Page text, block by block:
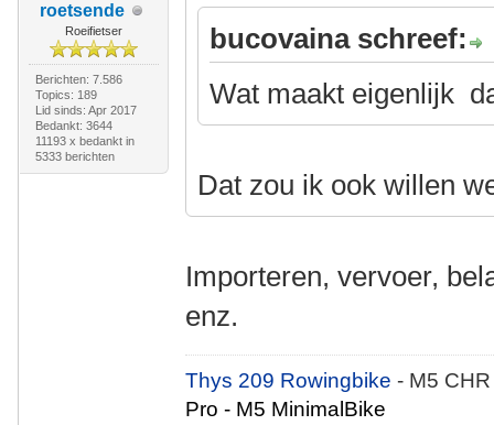
roetsende
Roeifietser
Berichten: 7.586
Topics: 189
Lid sinds: Apr 2017
Bedankt: 3644
11193 x bedankt in
5333 berichten
bucovaina schreef:
Wat maakt eigenlijk
Dat zou ik ook willen
Importeren, vervoer,
enz.
Thys 209 Rowingbike- M5
Pro - M5 MinimalBike